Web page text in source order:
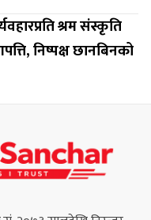
श्रम संस्कृति
निष्पक्ष छानबिनको